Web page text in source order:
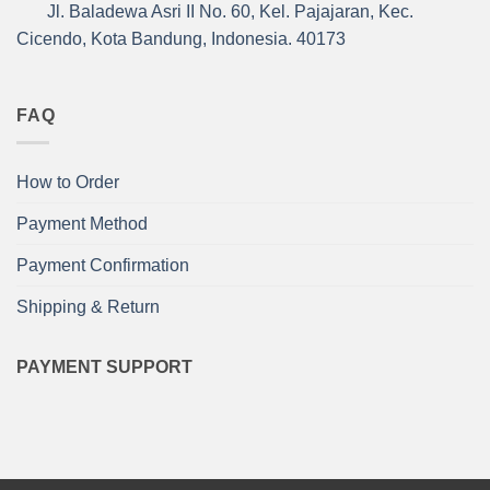
Jl. Baladewa Asri II No. 60, Kel. Pajajaran, Kec.
Cicendo, Kota Bandung, Indonesia. 40173
FAQ
How to Order
Payment Method
Payment Confirmation
Shipping & Return
PAYMENT SUPPORT